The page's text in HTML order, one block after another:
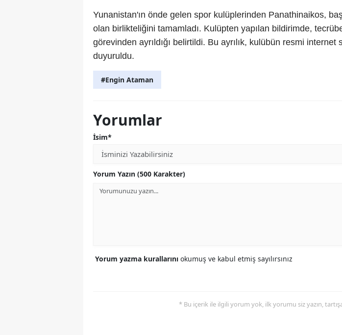
Yunanistan'ın önde gelen spor kulüplerinden Panathinaikos,
olan birlikteliğini tamamladı. Kulüpten yapılan bildirimde, tecrübeli
görevinden ayrıldığı belirtildi. Bu ayrılık, kulübün resmi internet
duyuruldu.
#Engin Ataman
Yorumlar
İsim*
Yorum Yazın (500 Karakter)
Yorum yazma kurallarını okumuş ve kabul etmiş sayılırsınız
* Bu içerik ile ilgili yorum yok, ilk yorumu siz yazın,